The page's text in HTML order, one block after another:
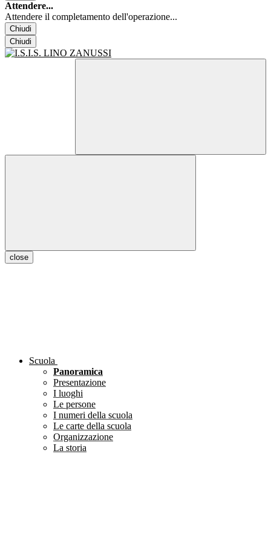
Attendere...
Attendere il completamento dell'operazione...
Chiudi
Chiudi
close
Scuola
Panoramica
Presentazione
I luoghi
Le persone
I numeri della scuola
Le carte della scuola
Organizzazione
La storia